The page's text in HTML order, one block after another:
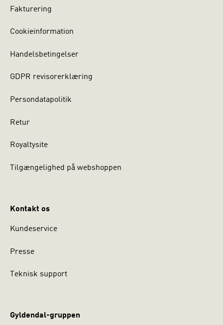
Fakturering
Cookieinformation
Handelsbetingelser
GDPR revisorerklæring
Persondatapolitik
Retur
Royaltysite
Tilgængelighed på webshoppen
Kontakt os
Kundeservice
Presse
Teknisk support
Gyldendal-gruppen